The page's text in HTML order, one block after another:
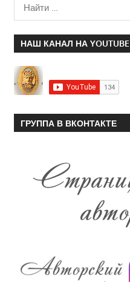
НАШ КАНАЛ НА YOUTUBE
ГРУППА В ВКОНТАКТЕ